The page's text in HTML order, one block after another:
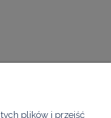
plików i przejść